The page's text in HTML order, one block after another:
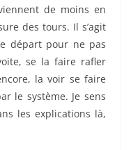
de moins en
des tours. Il s’agit
départ pour ne pas
se la faire rafler
la voir se faire
le système. Je sens
les explications là,